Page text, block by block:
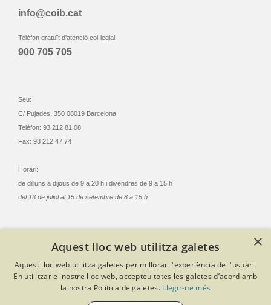
info@coib.cat
Telèfon gratuït d'atenció col·legial:
900 705 705
Seu:
C/ Pujades, 350 08019 Barcelona
Telèfon: 93 212 81 08
Fax: 93 212 47 74
Horari:
de dilluns a dijous de 9 a 20 h i divendres de 9 a 15 h
del 13 de juliol al 15 de setembre de 8 a 15 h
© Col·legi Oficial Infermeres i Infermers de Barcelona
Criteris de privacitat
Política de cookies
Avís legal
Política de protecció de dades
Política de qualitat
Desenvolupat amb Softeng Portal Builder
×
Aquest lloc web utilitza galetes
Aquest lloc web utilitza galetes per millorar l'experiència de l'usuari.
En utilitzar el nostre lloc web, accepteu totes les galetes d’acord amb
la nostra Política de galetes. Llegir-ne més